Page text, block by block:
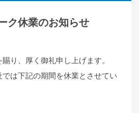
ク休業のお知らせ
り、厚く御礼申し上げます。
は下記の期間を休業とさせてい